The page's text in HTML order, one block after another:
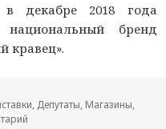
в декабре 2018 года
национальный бренд
кравец».
, Депутаты, Магазины,